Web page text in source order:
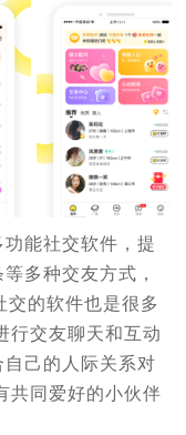
能社交软件，提
多种交友方式，
的软件也是很多
行交友聊天和互动
己的人际关系对
共同爱好的小伙伴